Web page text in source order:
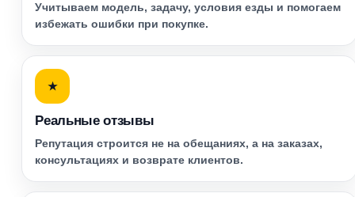
Учитываем модель, задачу, условия езды и помогаем
избежать ошибки при покупке.
★
Реальные отзывы
Репутация строится не на обещаниях, а на заказах,
консультациях и возврате клиентов.